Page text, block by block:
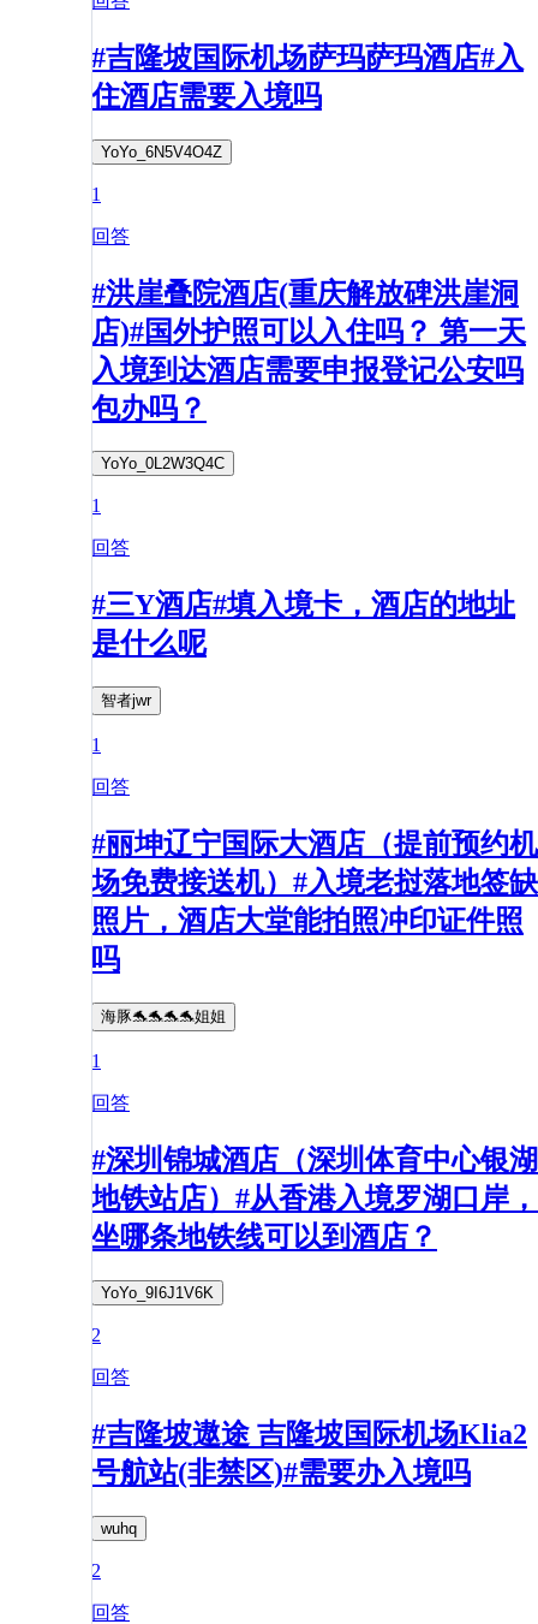
#吉隆坡国际机场萨玛萨玛酒店#入
住酒店需要入境吗
YoYo_6N5V4O4Z
1
回答
#洪崖叠院酒店(重庆解放碑洪崖洞
店)#国外护照可以入住吗？ 第一天
入境到达酒店需要申报登记公安吗
包办吗？
YoYo_0L2W3Q4C
1
回答
#三Y酒店#填入境卡，酒店的地址
是什么呢
智者jwr
1
回答
#丽坤辽宁国际大酒店（提前预约机
场免费接送机）#入境老挝落地签缺
照片，酒店大堂能拍照冲印证件照
吗
海豚🐬🐬🐬🐬姐姐
1
回答
#深圳锦城酒店（深圳体育中心银湖
地铁站店）#从香港入境罗湖口岸，
坐哪条地铁线可以到酒店？
YoYo_9I6J1V6K
2
回答
#吉隆坡遨途 吉隆坡国际机场Klia2
号航站(非禁区)#需要办入境吗
wuhq
2
回答